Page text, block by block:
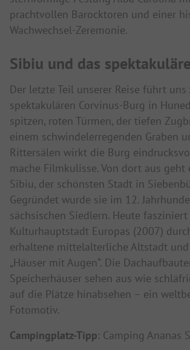
prachtvollen Barocktoren und einer
Wachwechsel-Zeremonie.
Sibiu und das
Der letzte Teil unserer Reise führt uns
spektakulären Corvinus-Burg in
spitzen, roten Türmen, der tiefen
einem schwindelerregenden Graben
Rittersälen wirkt die Burg
mache Filmkulisse. Von dort aus geht
Sibiu, der schönsten Stadt in
Gegründet wurde sie im 12.
sächsischen Siedlern. Heute
Kulturhauptstadt Europas (2007)
erhaltene mittelalterliche Altstadt
„Häuser mit Augen“. Die
Speicherhäuser sehen aus wie
auf die Plätze hinabsehen – ein
Fotomotiv.
Campingplatz-Tipp: Camping Ananas